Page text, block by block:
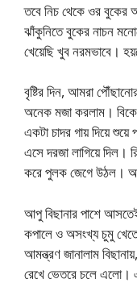
তবে নিচ থেকে ওর বুকের
ঝাঁকুনিতে বুকের নাচন
খেয়েছি খুব নরমভাবে।
বৃষ্টির দিন, আমরা
অনেক মজা করলাম।
একটা চাদর গায় দিয়ে
এসে দরজা লাগিয়ে দিল।
করে পুলক জেগে উঠল।
আপু বিছানার পাশে
কপালে ও অসংখ্য চুমু
আমন্ত্রণ জানালাম
রেখে ভেতরে চলে এলো।